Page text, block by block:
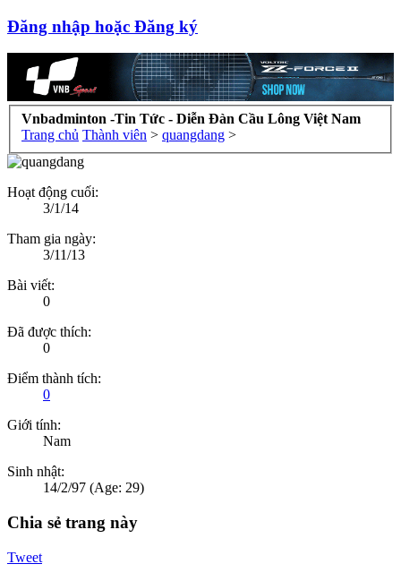
Đăng nhập hoặc Đăng ký
Vnbadminton -Tin Tức - Diễn Đàn Cầu Lông Việt Nam
Trang chủ Thành viên > quangdang >
Hoạt động cuối:
3/1/14
Tham gia ngày:
3/11/13
Bài viết:
0
Đã được thích:
0
Điểm thành tích:
0
Giới tính:
Nam
Sinh nhật:
14/2/97 (Age: 29)
Chia sẻ trang này
Tweet